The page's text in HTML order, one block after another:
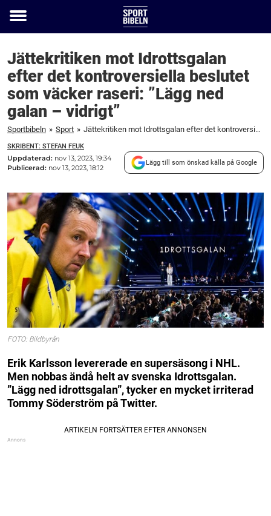
Toggle
Jättekritiken mot Idrottsgalan
efter det kontroversiella beslutet
som väcker raseri: ”Lägg ned
galan – vidrigt”
Sportbibeln » Sport » Jättekritiken mot Idrottsgalan efter det kontroversiella beslutet som väcker raseri: "Lägg ned galan – vidrigt"
SKRIBENT: STEFAN FEUK
Uppdaterad: nov 13, 2023, 19:34
Publicerad: nov 13, 2023, 18:12
Lägg till som önskad källa på Google
FOTO: Bildbyrån
Erik Karlsson levererade en supersäsong i NHL.
Men nobbas ändå helt av svenska Idrottsgalan.
”Lägg ned idrottsgalan”, tycker en mycket irriterad
Tommy Söderström på Twitter.